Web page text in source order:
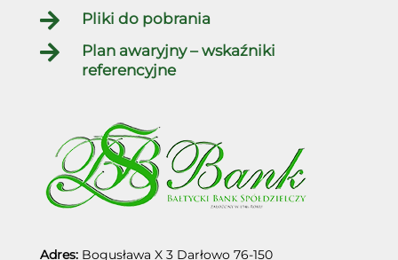
 Pliki do pobrania

Plan awaryjny – wskaźniki
referencyjne
Adres: Bogusława X 3 Darłowo 76-150